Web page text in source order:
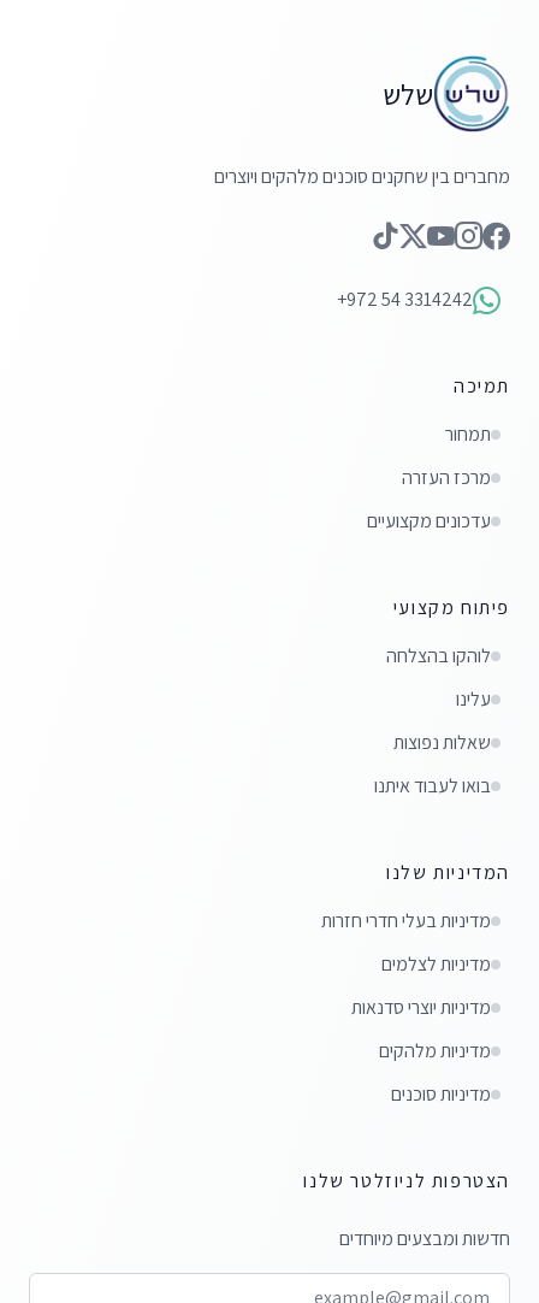
שלש
מחברים בין שחקנים סוכנים מלהקים ויוצרים
+972 54 3314242
תמיכה
תמחור
מרכז העזרה
עדכונים מקצועיים
פיתוח מקצועי
לוהקו בהצלחה
עלינו
שאלות נפוצות
בואו לעבוד איתנו
המדיניות שלנו
מדיניות בעלי חדרי חזרות
מדיניות לצלמים
מדיניות יוצרי סדנאות
מדיניות מלהקים
מדיניות סוכנים
הצטרפות לניוזלטר שלנו
חדשות ומבצעים מיוחדים